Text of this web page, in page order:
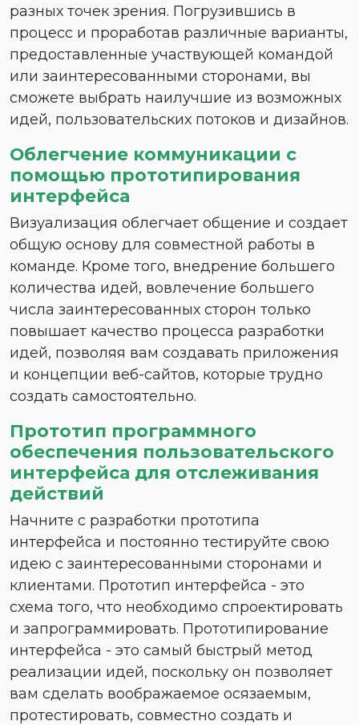
разных точек зрения. Погрузившись в
процесс и проработав различные варианты,
предоставленные участвующей командой
или заинтересованными сторонами, вы
сможете выбрать наилучшие из возможных
идей, пользовательских потоков и дизайнов.
Облегчение коммуникации с
помощью прототипирования
интерфейса
Визуализация облегчает общение и создает
общую основу для совместной работы в
команде. Кроме того, внедрение большего
количества идей, вовлечение большего
числа заинтересованных сторон только
повышает качество процесса разработки
идей, позволяя вам создавать приложения
и концепции веб-сайтов, которые трудно
создать самостоятельно.
Прототип программного
обеспечения пользовательского
интерфейса для отслеживания
действий
Начните с разработки прототипа
интерфейса и постоянно тестируйте свою
идею с заинтересованными сторонами и
клиентами. Прототип интерфейса - это
схема того, что необходимо спроектировать
и запрограммировать. Прототипирование
интерфейса - это самый быстрый метод
реализации идей, поскольку он позволяет
вам сделать воображаемое осязаемым,
протестировать, совместно создать и